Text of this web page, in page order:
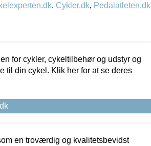
, Cykler.dk, Pedalatleten.dk
for cykler, cykeltilbehør og udstyr og
til din cykel. Klik her for at se deres
en troværdig og kvalitetsbevidst